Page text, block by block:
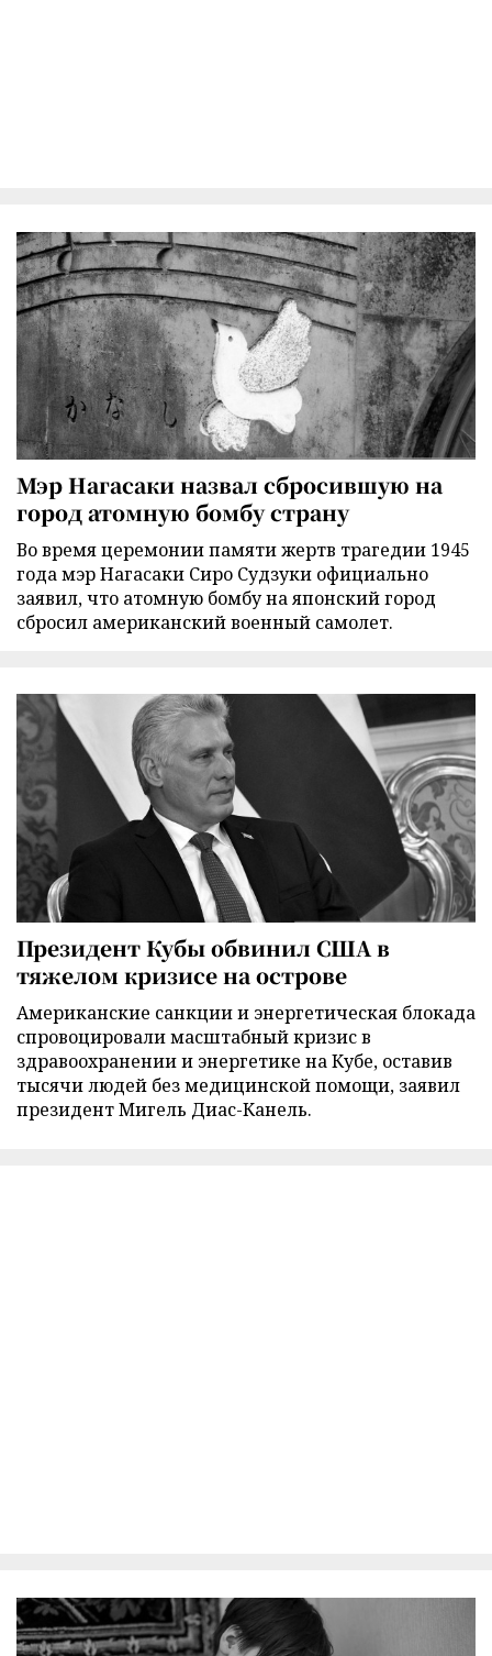
Мэр Нагасаки назвал сбросившую на
город атомную бомбу страну
Во время церемонии памяти жертв трагедии 1945
года мэр Нагасаки Сиро Судзуки официально
заявил, что атомную бомбу на японский город
сбросил американский военный самолет.
Президент Кубы обвинил США в
тяжелом кризисе на острове
Американские санкции и энергетическая блокада
спровоцировали масштабный кризис в
здравоохранении и энергетике на Кубе, оставив
тысячи людей без медицинской помощи, заявил
президент Мигель Диас-Канель.